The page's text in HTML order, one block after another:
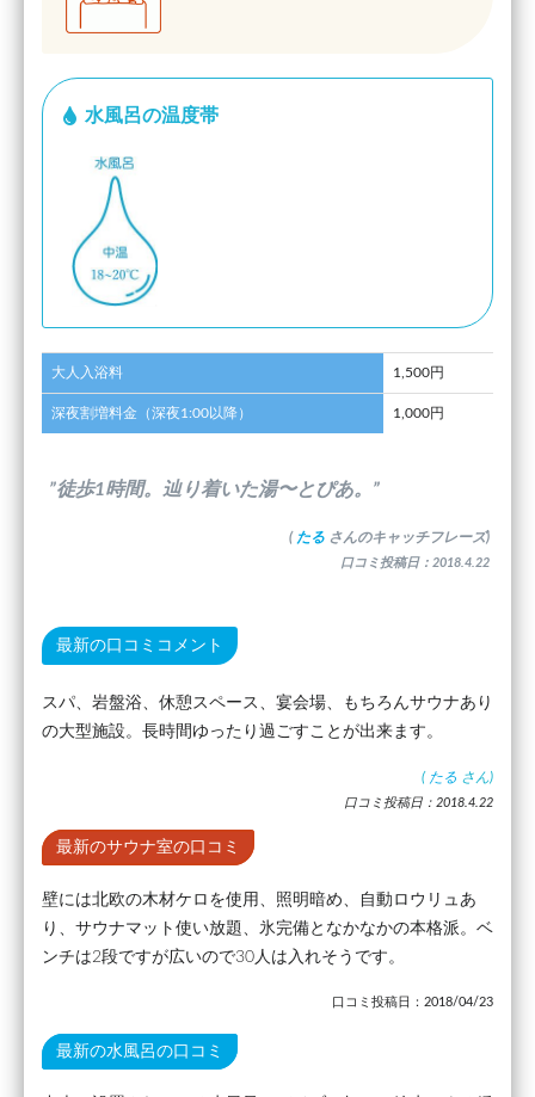
水風呂の温度帯
大人入浴料 1,500円
深夜割増料金（深夜1:00以降） 1,000円
”徒歩1時間。辿り着いた湯〜とぴあ。”
( たる さんのキャッチフレーズ)
口コミ投稿日：2018.4.22
最新の口コミコメント
スパ、岩盤浴、休憩スペース、宴会場、もちろんサウナあり
の大型施設。長時間ゆったり過ごすことが出来ます。
( たる さん)
口コミ投稿日：2018.4.22
最新のサウナ室の口コミ
壁には北欧の木材ケロを使用、照明暗め、自動ロウリュあ
り、サウナマット使い放題、氷完備となかなかの本格派。ベ
ンチは2段ですが広いので30人は入れそうです。
口コミ投稿日：2018/04/23
最新の水風呂の口コミ